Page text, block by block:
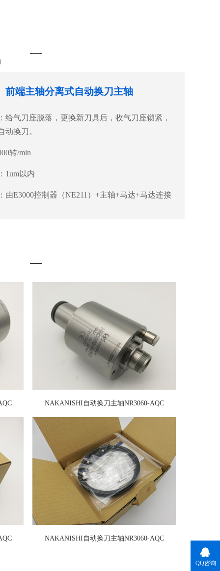
前端主轴分离式自动换刀主轴
给气刀座脱落，更换新刀具后，收气刀座锁紧 ，
动换刀。
转/min
1um以内
由E3000控制器（NE211）+主轴+马达+马达连接
NAKANISHI自动换刀主轴NR3060-AQC
NAKANISHI自动换刀主轴NR3060-AQC
QQ咨询